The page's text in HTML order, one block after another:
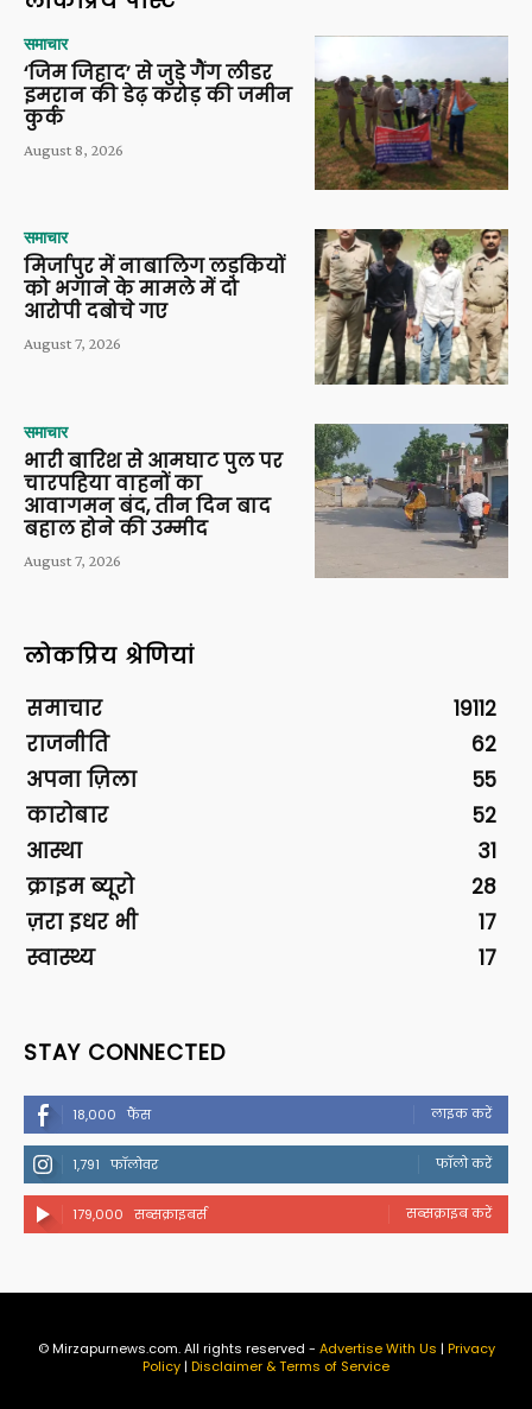
समाचार
‘जिम जिहाद’ से जुड़े गैंग लीडर
इमरान की डेढ़ करोड़ की जमीन
कुर्क
August 8, 2026
समाचार
मिर्जापुर में नाबालिग लड़कियों
को भगाने के मामले में दो
आरोपी दबोचे गए
August 7, 2026
समाचार
भारी बारिश से आमघाट पुल पर
चारपहिया वाहनों का
आवागमन बंद, तीन दिन बाद
बहाल होने की उम्मीद
August 7, 2026
लोकप्रिय श्रेणियां
समाचार
19112
राजनीति
62
अपना ज़िला
55
कारोबार
52
आस्था
31
क्राइम ब्यूरो
28
ज़रा इधर भी
17
स्वास्थ्य
17
STAY CONNECTED
18,000 फैंस लाइक करें
1,791 फॉलोवर फॉलो करें
179,000 सब्सक्राइबर्स सब्सक्राइब करें
© Mirzapurnews.com. All rights reserved - Advertise With Us | Privacy
Policy| Disclaimer & Terms of Service